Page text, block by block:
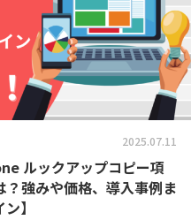
2025.07.11
ルックアップコピー項
強みや価格、導入事例ま
】